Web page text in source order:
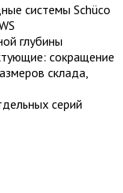
системы Schüco
глубины
сокращение
склада,
серий